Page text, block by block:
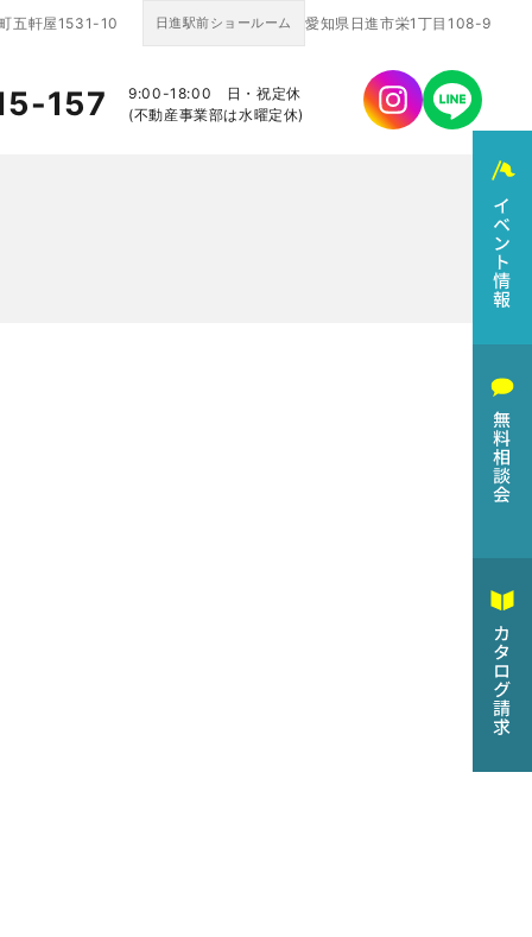
五軒屋1531-10 日進駅前ショールーム 愛知県日進市栄1丁目108-9
157
9:00-18:00 日・祝定休
(不動産事業部は水曜定休)